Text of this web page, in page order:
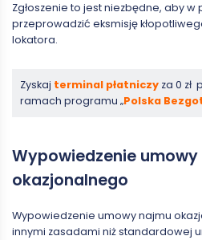
Zgłoszenie to jest niezbędne, aby w
przeprowadzić eksmisję
lokatora.
Zyskaj terminal płatniczy za 0 zł
ramach programu „Polska
Wypowiedzenie umowy
okazjonalnego
Wypowiedzenie umowy najmu
innymi zasadami niż standardowej